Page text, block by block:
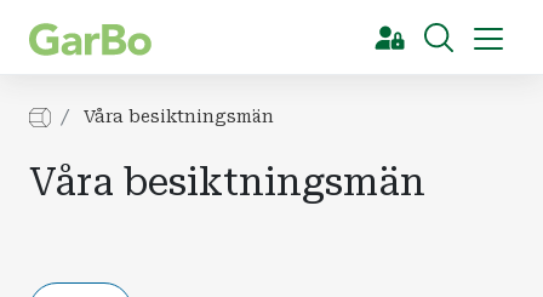
[Sök]
Våra besiktningsmän
Våra besiktningsmän